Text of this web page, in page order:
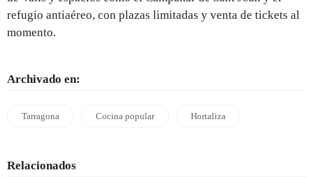
refugio antiaéreo, con plazas limitadas y venta de tickets al
momento.
Archivado en:
Tarragona Cocina popular Hortaliza
Relacionados